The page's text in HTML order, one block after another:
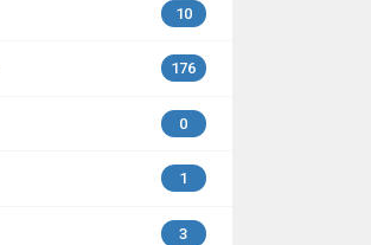
10
176
0
1
3